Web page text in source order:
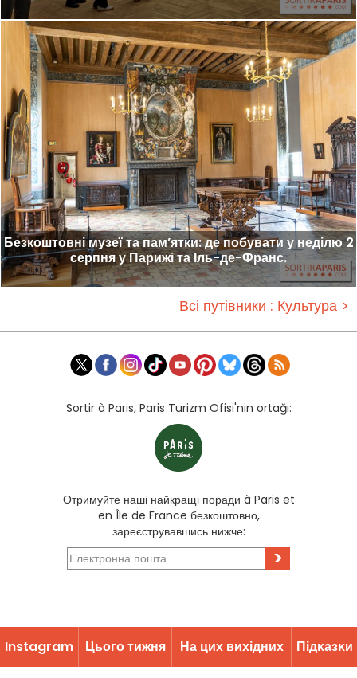
Безкоштовні музеї та пам’ятки: де побувати у неділю 2
серпня у Парижі та Іль-де-Франс.
Всі путівники : Культура >
Sortir à Paris, Paris Turizm Ofisi'nin ortağı:
Отримуйте наші найкращі поради à Paris et
en Île de France безкоштовно,
зареєструвавшись нижче:
>
Instagram Цього тижня На цих вихідних Підĸазĸи